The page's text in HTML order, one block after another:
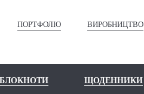
ПОРТФОЛІО ВИРОБНИЦТВО
БЛОКНОТИ ЩОДЕННИКИ